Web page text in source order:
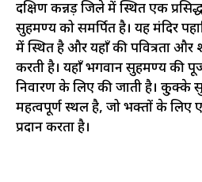
दक्षिण कन्नड़ जिले में स्थित एक
सुब्रहमण्य को समर्पित है। यह मंदिर
में स्थित है और यहाँ की पवित्रता और
करती है। यहाँ भगवान सुब्रहमण्य की
निवारण के लिए की जाती है। कु्क्के
महत्वपूर्ण स्थल है, जो भक्तों के
प्रदान करता है।